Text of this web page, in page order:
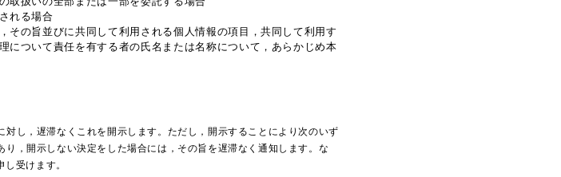
れる場合
の旨並びに共同して利用される個人情報の項目，共同して利用す
について責任を有する者の氏名または名称について，あらかじめ本
し，遅滞なくこれを開示します。ただし，開示することにより次のいず
，開示しない決定をした場合には，その旨を遅滞なく通知します。な
受けます。